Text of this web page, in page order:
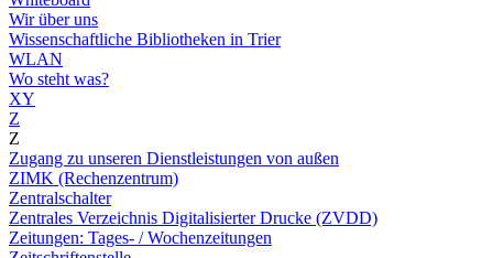
Wir über uns
Wissenschaftliche Bibliotheken in Trier
WLAN
Wo steht was?
XY
Z
Z
Zugang zu unseren Dienstleistungen von außen
ZIMK (Rechenzentrum)
Zentralschalter
Zentrales Verzeichnis Digitalisierter Drucke (ZVDD)
Zeitungen: Tages- / Wochenzeitungen